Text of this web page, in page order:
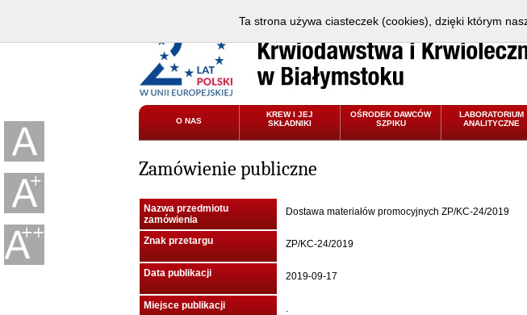
O NAS
KREW I JEJ
SKŁADNIKI
OŚRODEK DAWCÓW
SZPIKU
LABORATORIUM
ANALITYCZNE
Zamówienie publiczne
Nazwa przedmiotu
zamówienia
Dostawa materiałów promocyjnych ZP/KC-24/2019
Znak przetargu ZP/KC-24/2019
Data publikacji 2019-09-17
Miejsce publikacji .
Ta strona używa ciasteczek (cookies), dzięki którym